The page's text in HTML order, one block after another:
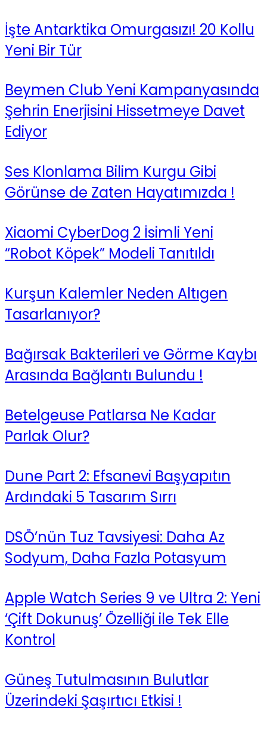
İşte Antarktika Omurgasızı! 20 Kollu
Yeni Bir Tür
Beymen Club Yeni Kampanyasında
Şehrin Enerjisini Hissetmeye Davet
Ediyor
Ses Klonlama Bilim Kurgu Gibi
Görünse de Zaten Hayatımızda !
Xiaomi CyberDog 2 İsimli Yeni
“Robot Köpek” Modeli Tanıtıldı
Kurşun Kalemler Neden Altıgen
Tasarlanıyor?
Bağırsak Bakterileri ve Görme Kaybı
Arasında Bağlantı Bulundu !
Betelgeuse Patlarsa Ne Kadar
Parlak Olur?
Dune Part 2: Efsanevi Başyapıtın
Ardındaki 5 Tasarım Sırrı
DSÖ’nün Tuz Tavsiyesi: Daha Az
Sodyum, Daha Fazla Potasyum
Apple Watch Series 9 ve Ultra 2: Yeni
‘Çift Dokunuş’ Özelliği ile Tek Elle
Kontrol
Güneş Tutulmasının Bulutlar
Üzerindeki Şaşırtıcı Etkisi !